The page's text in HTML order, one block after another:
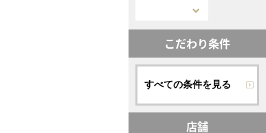
こだわり条件
すべての条件を見る
店舗